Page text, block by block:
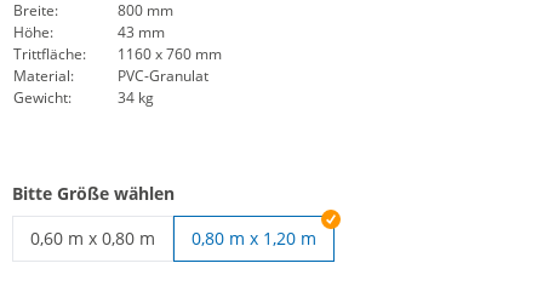
Breite:
800 mm
Höhe:
43 mm
Trittfläche:
1160 x 760 mm
Material:
PVC-Granulat
Gewicht:
34 kg
Bitte Größe wählen
0,60 m x 0,80 m
0,80 m x 1,20 m